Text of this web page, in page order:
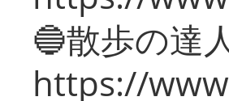
🔵散歩の達
https://